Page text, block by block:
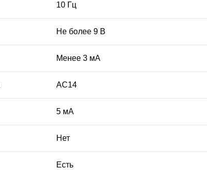
10 Гц
Не более 9 В
Менее 3 мА
АC14
5 мА
Нет
Есть